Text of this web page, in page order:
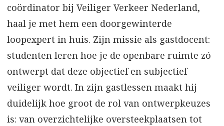
coördinator bij Veiliger Verkeer Nederland,
haal je met hem een doorgewinterde
loopexpert in huis. Zijn missie als gastdocent:
studenten leren hoe je de openbare ruimte zó
ontwerpt dat deze objectief en subjectief
veiliger wordt. In zijn gastlessen maakt hij
duidelijk hoe groot de rol van ontwerpkeuzes
is: van overzichtelijke oversteekplaatsen tot